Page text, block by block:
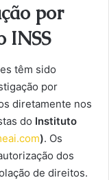
por
INSS
têm sido
por
diretamente nos
do Instituto
). Os
dos
de direitos.